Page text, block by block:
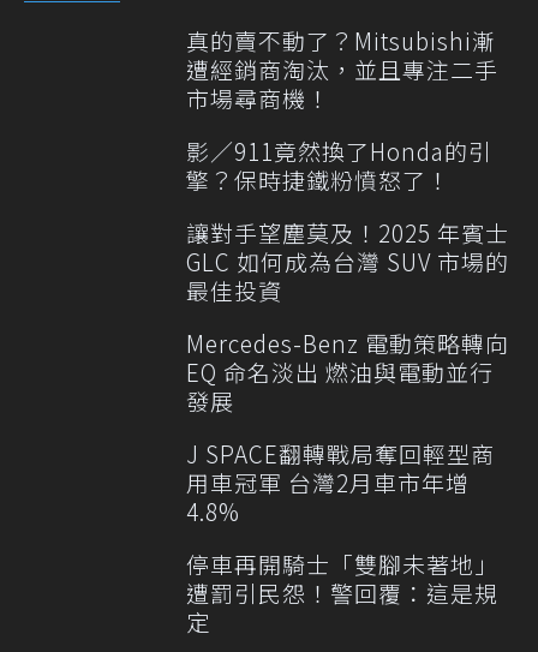
真的賣不動了？Mitsubishi漸
遭經銷商淘汰，並且專注二手
市場尋商機！
影／911竟然換了Honda的引
擎？保時捷鐵粉憤怒了！
讓對手望塵莫及！2025 年賓士
GLC 如何成為台灣 SUV 市場的
最佳投資
Mercedes-Benz 電動策略轉向
EQ 命名淡出 燃油與電動並行
發展
J SPACE翻轉戰局奪回輕型商
用車冠軍 台灣2月車市年增
4.8%
停車再開騎士「雙腳未著地」
遭罰引民怨！警回覆：這是規
定